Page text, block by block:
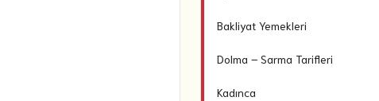
Bakliyat Yemekleri
Dolma – Sarma Tarifleri
Kadınca